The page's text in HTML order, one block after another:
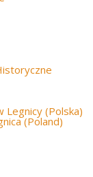
Legnicy (Polska)
(Poland)